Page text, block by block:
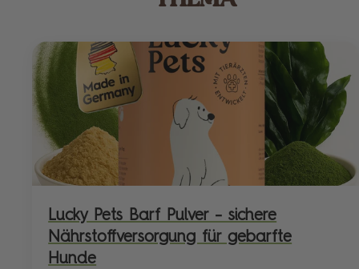
Lucky Pets Barf Pulver – sichere
Nährstoffversorgung für gebarfte
Hunde